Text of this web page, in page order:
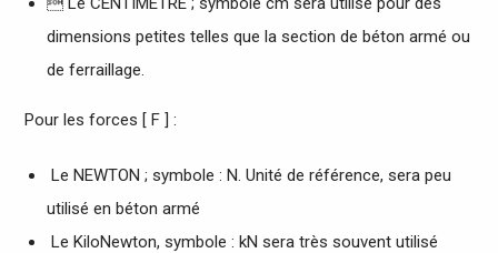
dimensions petites telles que la section de béton armé ou
de ferraillage.
Pour les forces [ F ] :
Le NEWTON ; symbole : N. Unité de référence, sera peu
utilisé en béton armé
Le KiloNewton, symbole : kN sera très souvent utilisé